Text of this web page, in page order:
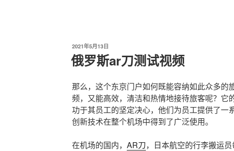
发
布
于
2021年5月13日
俄罗斯ar刀测试视频
那么，这个东京门户如何既能容纳如此众多的
频，又能高效，清洁和热情地接待旅客呢？它
功于其员工的坚定决心，他们为员工提供了一
创新技术在整个机场中得到了广泛使用。
在机场的国内， AR刀，日本航空的行李搬运